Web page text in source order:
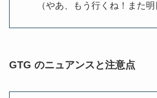
（やあ、もう行くね！また明
GTG のニュアンスと注意点